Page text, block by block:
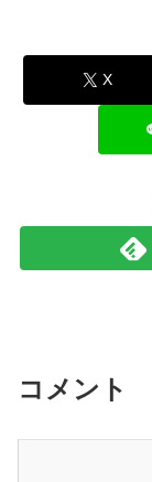
X
コメント